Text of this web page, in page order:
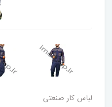
لباس کار صنعتی